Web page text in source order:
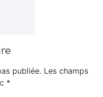
publiée. Les champs
*